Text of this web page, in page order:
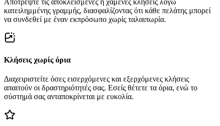
Αποτρέψτε τις αποκλεισμένες ή χαμένες κλήσεις λόγω
κατειλημμένης γραμμής, διασφαλίζοντας ότι κάθε πελάτης μπορεί
να συνδεθεί με έναν εκπρόσωπο χωρίς ταλαιπωρία.
Κλήσεις χωρίς όρια
Διαχειριστείτε όσες εισερχόμενες και εξερχόμενες κλήσεις
απαιτούν οι δραστηριότητές σας. Εσείς θέτετε τα όρια, ενώ το
σύστημά σας ανταποκρίνεται με ευκολία.